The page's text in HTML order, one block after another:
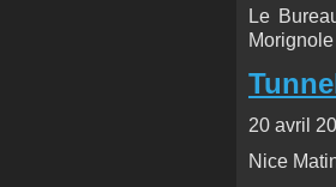
Le
20 avril
Nice